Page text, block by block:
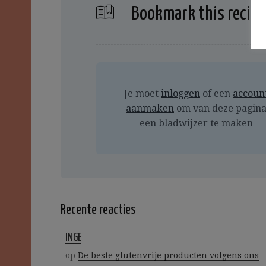
Bookmark this recipe
Je moet inloggen of een
aanmaken om van deze pagina
een bladwijzer te maken
Recente reacties
INGE
op De beste glutenvrije producten volgens ons